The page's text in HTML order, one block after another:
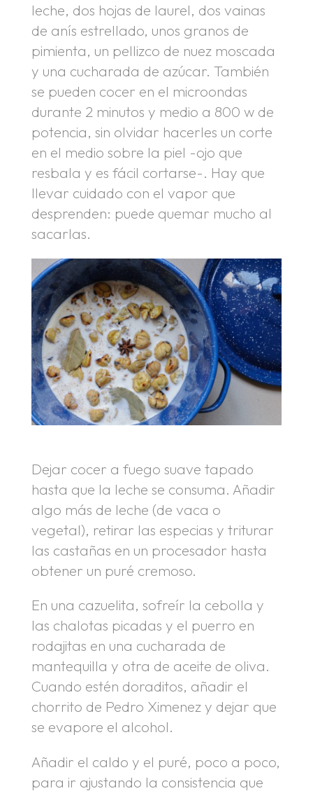
leche, dos hojas de laurel, dos vainas
de anís estrellado, unos granos de
pimienta, un pellizco de nuez moscada
y una cucharada de azúcar. También
se pueden cocer en el microondas
durante 2 minutos y medio a 800 w de
potencia, sin olvidar hacerles un corte
en el medio sobre la piel -ojo que
resbala y es fácil cortarse-. Hay que
llevar cuidado con el vapor que
desprenden: puede quemar mucho al
sacarlas.
Dejar cocer a fuego suave tapado
hasta que la leche se consuma. Añadir
algo más de leche (de vaca o
vegetal), retirar las especias y triturar
las castañas en un procesador hasta
obtener un puré cremoso.
En una cazuelita, sofreír la cebolla y
las chalotas picadas y el puerro en
rodajitas en una cucharada de
mantequilla y otra de aceite de oliva.
Cuando estén doraditos, añadir el
chorrito de Pedro Ximenez y dejar que
se evapore el alcohol.
Añadir el caldo y el puré, poco a poco,
para ir ajustando la consistencia que